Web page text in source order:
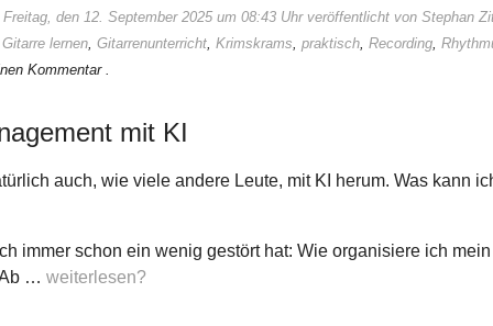
den 12. September 2025 um 08:43 Uhr veröffentlicht von Stephan
Gitarre lernen, Gitarrenunterricht, Krimskrams, praktisch, Recording,
Kommentar .
mit KI
auch, wie viele andere Leute, mit KI herum. Was kann
immer schon ein wenig gestört hat: Wie organisiere ich
… weiterlesen?